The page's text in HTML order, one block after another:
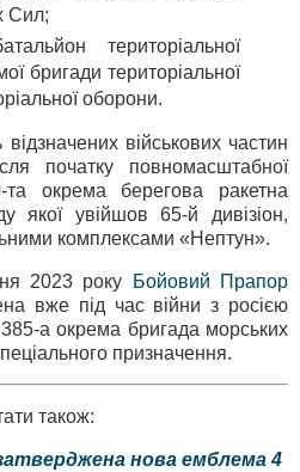
Сил;
територіальної
бригади територіальної
оборони.
військових частин
початку повномасштабної
та окрема берегова ракетна
якої увійшов 65-й дивізіон,
комплексами «Нептун».
2023 року
Бойовий Прапор
вже під час війни з росією
а окрема бригада морських
призначення.
також:
нова емблема 4